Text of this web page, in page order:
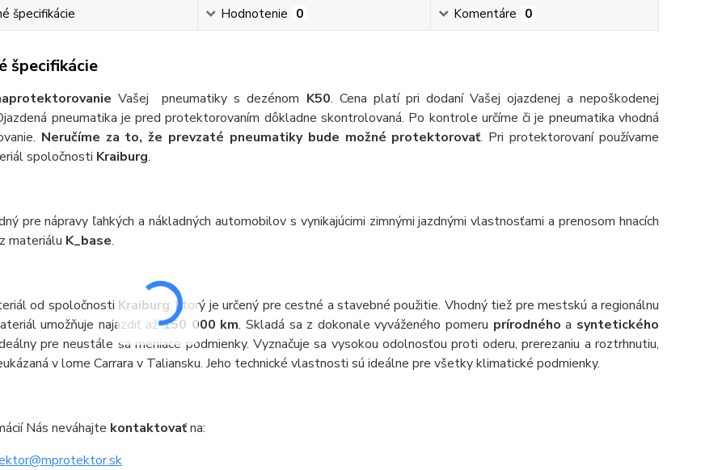
špecifikácie Hodnotenie 0 Komentáre 0
špecifikácie
Vašej pneumatiky s dezénom K50. Cena platí pri dodaní Vašej ojazdenej a nepoškodenej
pneumatika je pred protektorovaním dôkladne skontrolovaná. Po kontrole určíme či je pneumatika vhodná
Neručíme za to, že prevzaté pneumatiky bude možné protektorovať. Pri protektorovaní používame
spoločnosti Kraiburg.
pre nápravy ľahkých a nákladných automobilov s vynikajúcimi zimnými jazdnými vlastnosťami a prenosom hnacích
materiálu K_base.
od spoločnosti Kraiburg, ktorý je určený pre cestné a stavebné použitie. Vhodný tiež pre mestskú a regionálnu
umožňuje najazdiť až150 000 km. Skladá sa z dokonale vyváženého pomeru prírodného a syntetického
pre neustále sa meniace podmienky. Vyznačuje sa vysokou odolnosťou proti oderu, prerezaniu a roztrhnutiu,
v lome Carrara v Taliansku. Jeho technické vlastnosti sú ideálne pre všetky klimatické podmienky.
Nás neváhajte kontaktovaťna: